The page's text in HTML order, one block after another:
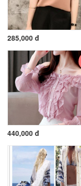
285,000 đ
440,000 đ